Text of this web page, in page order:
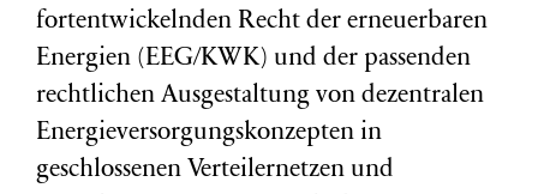
fortentwickelnden Recht der erneuerbaren
Energien (EEG/KWK) und der passenden
rechtlichen Ausgestaltung von dezentralen
Energieversorgungskonzepten in
geschlossenen Verteilernetzen und